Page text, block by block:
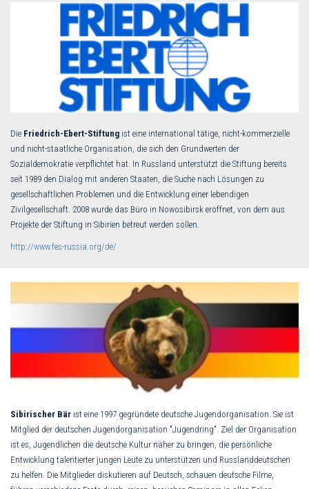
Die Friedrich-Ebert-Stiftung ist eine international tätige, nicht-kommerzielle
und nicht-staatliche Organisation, die sich den Grundwerten der
Sozialdemokratie verpflichtet hat. In Russland unterstützt die Stiftung bereits
seit 1989 den Dialog mit anderen Staaten, die Suche nach Lösungen zu
gesellschaftlichen Problemen und die Entwicklung einer lebendigen
Zivilgesellschaft. 2008 wurde das Büro in Nowosibirsk eröffnet, von dem aus
Projekte der Stiftung in Sibirien betreut werden sollen.
http://www.fes-russia.org/de/
Sibirischer Bär ist eine 1997 gegründete deutsche Jugendorganisation. Sie ist
Mitglied der deutschen Jugendorganisation "Jugendring". Ziel der Organisation
ist es, Jugendlichen die deutsche Kultur näher zu bringen, die persönliche
Entwicklung talentierter jungen Leute zu unterstützen und Russlanddeutschen
zu helfen. Die Mitglieder diskutieren auf Deutsch, schauen deutsche Filme,